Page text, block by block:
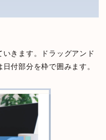
きます。ドラッグアンド
付部分を枠で囲みます。